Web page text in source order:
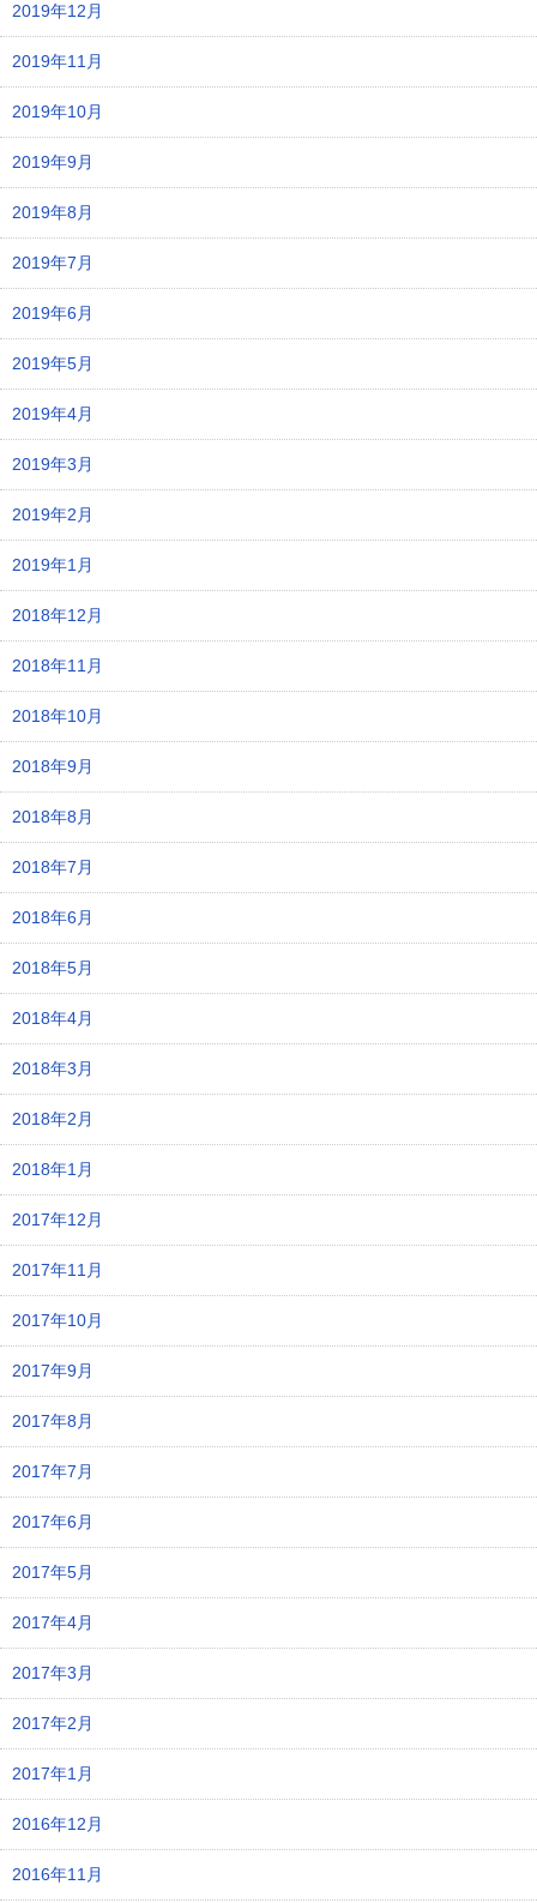
2019年12月
2019年11月
2019年10月
2019年9月
2019年8月
2019年7月
2019年6月
2019年5月
2019年4月
2019年3月
2019年2月
2019年1月
2018年12月
2018年11月
2018年10月
2018年9月
2018年8月
2018年7月
2018年6月
2018年5月
2018年4月
2018年3月
2018年2月
2018年1月
2017年12月
2017年11月
2017年10月
2017年9月
2017年8月
2017年7月
2017年6月
2017年5月
2017年4月
2017年3月
2017年2月
2017年1月
2016年12月
2016年11月